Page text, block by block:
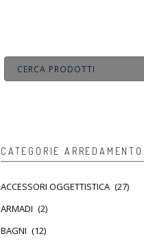
CATEGORIE ARREDAMENTO
ACCESSORI OGGETTISTICA (27)
ARMADI (2)
BAGNI (12)